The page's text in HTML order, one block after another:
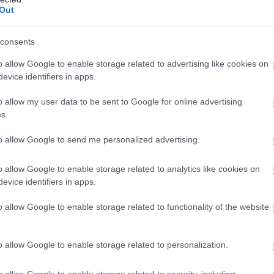
allow Google to enable storage related to advertising like cookies on
identifiers in apps.
allow my user data to be sent to Google for online advertising
allow Google to send me personalized advertising.
allow Google to enable storage related to analytics like cookies on
identifiers in apps.
allow Google to enable storage related to functionality of the website
allow Google to enable storage related to personalization.
cestička.
domu vyplynula jednopodlažná forma
poskytuje pre každého obyvateľa
voľný čas podľa vlastných predstáv.
zóna, kde sa rodina stretáva.
dom na Spiši vo vlastnej